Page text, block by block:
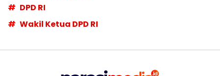
DPD RI
Wakil Ketua DPD RI